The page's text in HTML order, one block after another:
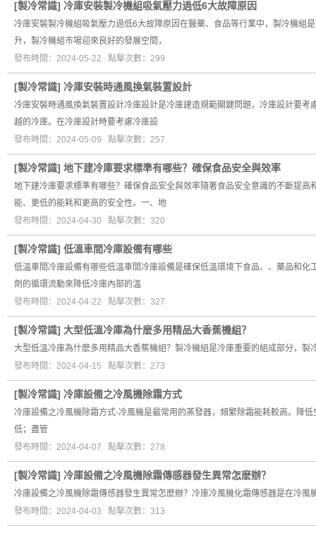
[製冷常識] 冷庫安裝製冷機組吸氣壓力過低6大故障原因
冷庫安裝製冷機組吸氣壓力過低6大故障原因在醫藥、食品等行業中，製冷機組
升，製冷機組市場迎來良好的發展空間，
發布時間：2024-05-22 點擊次數：299
[製冷常識] 冷庫安裝時通風換氣裝置設計
冷庫安裝時通風換氣裝置設計冷庫設計是冷庫建造規範關鍵問題，冷庫設計要
越的冷庫。在冷庫設計時要考慮冷庫設
發布時間：2024-05-09 點擊次數：257
[製冷常識] 地下建冷庫要求標準有哪些？確保食品安全與效率
地下建冷庫要求標準有哪些？確保食品安全與效率隨著食品安全意識的不斷提
能、更低的能耗和更高的安全性。一、地
發布時間：2024-04-30 點擊次數：320
[製冷常識] 低溫車間冷庫設備有哪些
低溫車間冷庫設備有哪些低溫車間冷庫設備是確保低溫環境下食品、、藥品和
劑的循環流動來降低冷庫內部的溫
發布時間：2024-04-22 點擊次數：327
[製冷常識] 大型低溫冷庫為什麽多用精品大香蕉機組？
大型低溫冷庫為什麽多用精品大香蕉機組？製冷機組是冷庫重要的組成部分，
發布時間：2024-04-15 點擊次數：273
[製冷常識] 冷庫設備之冷風機除霜方式
冷庫設備之冷風機除霜方式·冷風機是最常用的蒸發器，頻繁除霜能耗較高。降
低；盡管
發布時間：2024-04-07 點擊次數：278
[製冷常識] 冷庫設備之冷風機除霜傳感器發生異常怎麽辦？
冷庫設備之冷風機除霜傳感器發生異常怎麽辦？冷庫冷風機化霜傳感器是在冷
發布時間：2024-04-03 點擊次數：313